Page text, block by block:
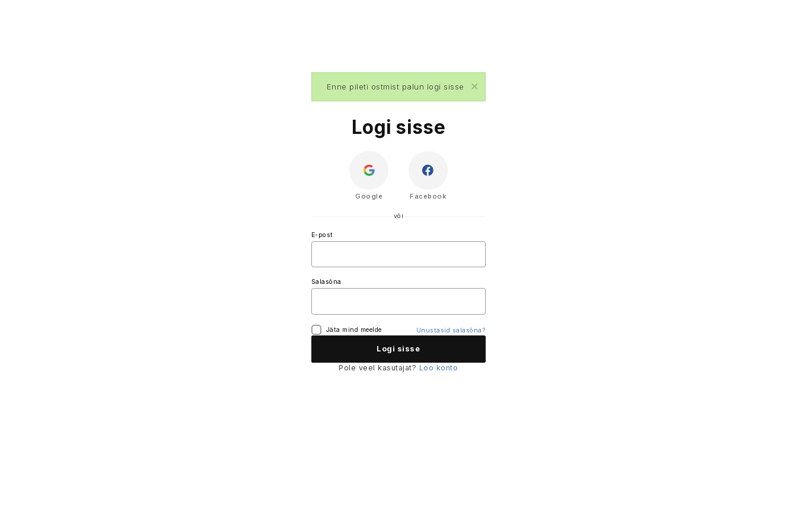
Enne pileti ostmist palun logi sisse ×
Logi sisse
Google Facebook
või
E-post
Salasõna
Jäta mind meelde Unustasid salasõna?
Pole veel kasutajat? Loo konto